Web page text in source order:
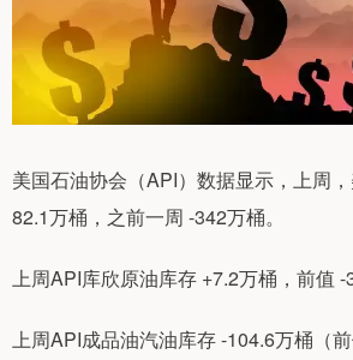
美国石油协会（API）数据显示，上周
82.1万桶，之前一周 -342万桶。
上周API库欣原油库存 +7.2万桶，前值 -
上周API成品油汽油库存 -104.6万桶（